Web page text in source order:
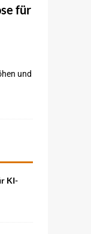
für
und
KI-